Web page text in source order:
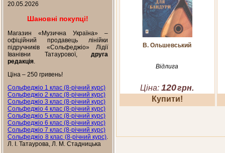
20.05.2026
Шановні покупці!
Магазин «Музична Україна» –
офіційний продавець лінійки
підручників «Сольфеджіо» Лідії
Іванівни Татаурової, друга
редакція.
Ціна – 250 гривень!
Сольфеджіо 1 клас (8-річний курс)
Сольфеджіо 2 клас (8-річний курс)
Сольфеджіо 3 клас (8-річний курс)
Сольфеджіо 4 клас (8-річний курс)
Сольфеджіо 5 клас (8-річний курс)
Сольфеджіо 6 клас (8-річний курс)
Сольфеджіо 7 клас (8-річний курс)
Сольфеджіо 8 клас (8-річний курс).
Л. І. Татаурова, Л. М. Стадницька
В. Ольшевський
Відлига
Ціна: 120грн.
Купити!